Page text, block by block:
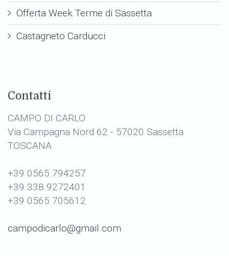
Offerta Week Terme di Sassetta
Castagneto Carducci
Contatti
CAMPO DI CARLO
Via Campagna Nord 62 - 57020 Sassetta
TOSCANA
+39 0565.794257
+39 338.9272401
+39 0565.705612
campodicarlo@gmail.com